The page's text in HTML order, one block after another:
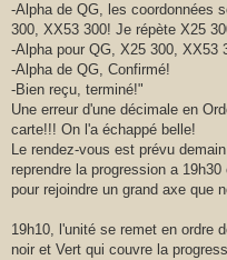
-Alpha de QG, les coordonnées
300, XX53 300! Je répète X25
-Alpha pour QG, X25 300, XX53
-Alpha de QG, Confirmé!
-Bien reçu, terminé!"
Une erreur d'une décimale en
carte!!! On l'a échappé belle!
Le rendez-vous est prévu
reprendre la progression a
pour rejoindre un grand axe que
19h10, l'unité se remet en ordre
noir et Vert qui couvre la